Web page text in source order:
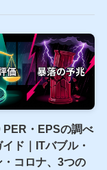
貼っていただけ
Twitterで拡散し
い。